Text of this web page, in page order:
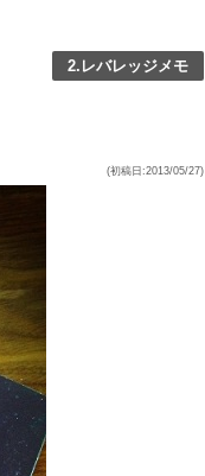
2.レバレッジメモ
(初稿日:2013/05/27)